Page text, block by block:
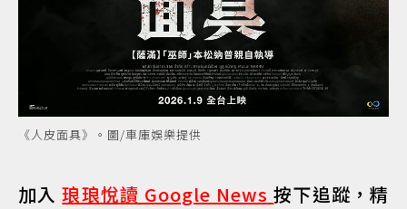
《人皮面具》。圖/車庫娛樂提供
加入琅琅悅讀 Google News按下追蹤，精